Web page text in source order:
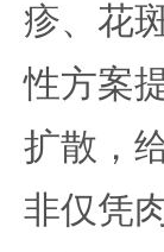
疹、花
性方案
扩散，
非仅凭